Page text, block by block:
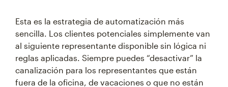
Esta es la estrategia de automatización más
sencilla. Los clientes potenciales simplemente van
al siguiente representante disponible sin lógica ni
reglas aplicadas. Siempre puedes “desactivar” la
canalización para los representantes que están
fuera de la oficina, de vacaciones o que no están